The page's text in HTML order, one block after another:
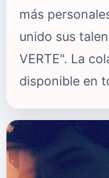
más
unido sus
VERTE". La
disponible en
reencuentros
genuinas,
complicidad y